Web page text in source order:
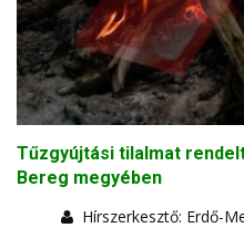
Tűzgyújtási tilalmat
Bereg megyében
Hírszerkesztő: Erdő-